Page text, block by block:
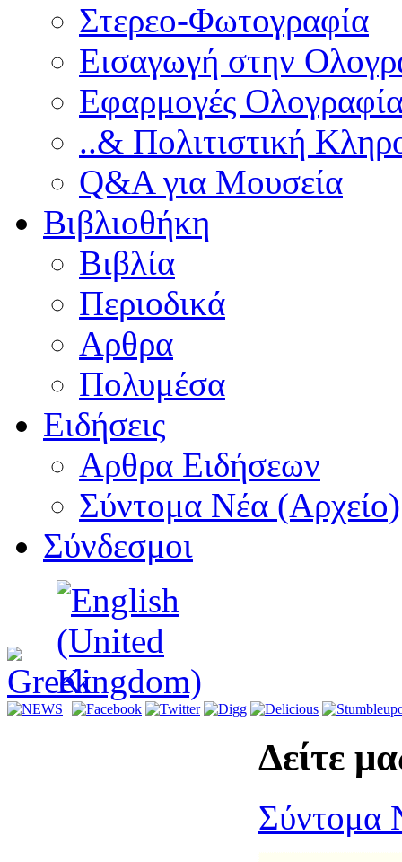
Στερεο-Φωτογραφία
Εισαγωγή στην
Εφαρμογές
..& Πολιτιστική
Q&A για Μουσεία
Βιβλιοθήκη
Βιβλία
Περιοδικά
Αρθρα
Πολυμέσα
Ειδήσεις
Αρθρα Ειδήσεων
Σύντομα Νέα (Αρχείο)
Σύνδεσμοι
Δείτε
Σύντομα